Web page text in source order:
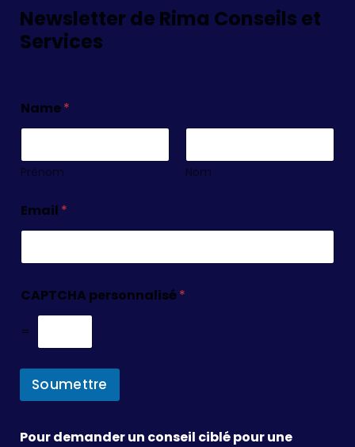
Newsletter de Rima Conseils et
Services
Name*
Prénom Nom
Email *
CAPTCHA personnalisé*
=
Soumettre
Pour demander un conseil ciblé pour une